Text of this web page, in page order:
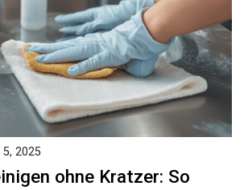
ohne Kratzer: So
2025